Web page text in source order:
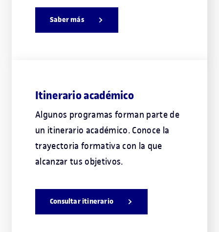
Saber más
Itinerario académico
Algunos programas forman parte de
un itinerario académico. Conoce la
trayectoria formativa con la que
alcanzar tus objetivos.
Consultar itinerario